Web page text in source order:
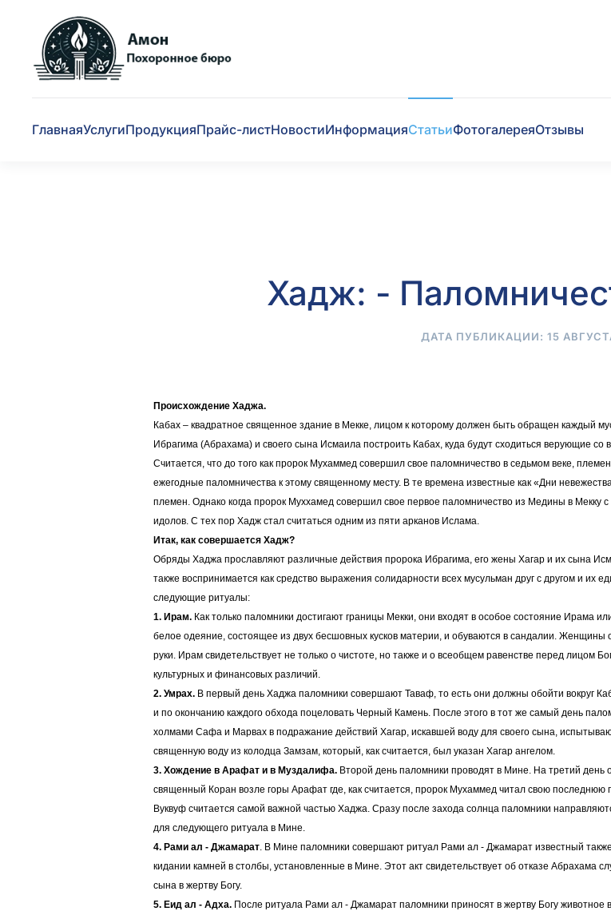
Skip to main content
ГлавнаяУслугиПродукцияПрайс-листНовостиИнформацияСтатьиФотогалереяОтзывы
Хадж: -
ДАТА ПУБЛИКАЦИИ: 15
Происхождение Хаджа.
Кабах – квадратное священное здание в Мекке, лицом к которому должен быть обращен каждый
Ибрагима (Абрахама) и своего сына Исмаила построить Кабах, куда будут сходиться верующие со
Считается, что до того как пророк Мухаммед совершил свое паломничество в седьмом веке,
ежегодные паломничества к этому священному месту. В те времена известные как «Дни
племен. Однако когда пророк Муххамед совершил свое первое паломничество из Медины в Мекку
идолов. С тех пор Хадж стал считаться одним из пяти арканов Ислама.
Итак, как совершается Хадж?
Обряды Хаджа прославляют различные действия пророка Ибрагима, его жены Хагар и их сына
также воспринимается как средство выражения солидарности всех мусульман друг с другом и их
следующие ритуалы:
1. Ирам. Как только паломники достигают границы Мекки, они входят в особое состояние Ирама
белое одеяние, состоящее из двух бесшовных кусков материи, и обуваются в сандалии.
руки. Ирам свидетельствует не только о чистоте, но также и о всеобщем равенстве перед лицом
культурных и финансовых различий.
2. Умрах. В первый день Хаджа паломники совершают Таваф, то есть они должны обойти вокруг
и по окончанию каждого обхода поцеловать Черный Камень. После этого в тот же самый день
холмами Сафа и Марвах в подражание действий Хагар, искавшей воду для своего сына,
священную воду из колодца Замзам, который, как считается, был указан Хагар ангелом.
3. Хождение в Арафат и в Муздалифа. Второй день паломники проводят в Мине. На третий день
священный Коран возле горы Арафат где, как считается, пророк Мухаммед читал свою последнюю
Вуквуф считается самой важной частью Хаджа. Сразу после захода солнца паломники
для следующего ритуала в Мине.
4. Рами ал - Джамарат. В Мине паломники совершают ритуал Рами ал - Джамарат известный
кидании камней в столбы, установленные в Мине. Этот акт свидетельствует об отказе Абрахама
сына в жертву Богу.
5. Еид ал - Адха. После ритуала Рами ал - Джамарат паломники приносят в жертву Богу